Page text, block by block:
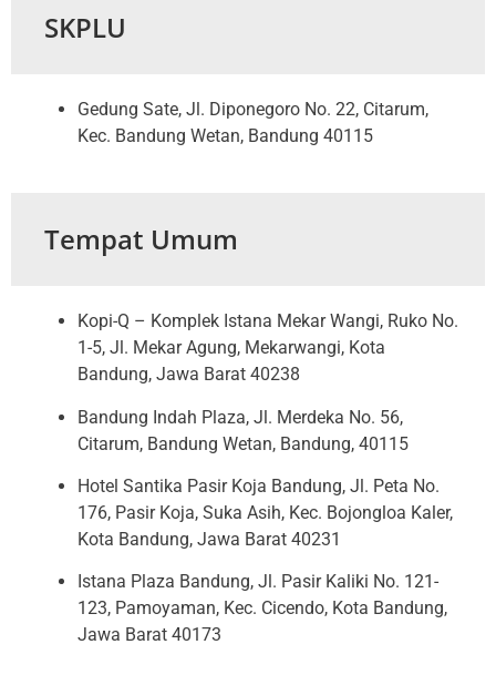
SKPLU
Gedung Sate, Jl. Diponegoro No. 22, Citarum,
Kec. Bandung Wetan, Bandung 40115
Tempat Umum
Kopi-Q – Komplek Istana Mekar Wangi, Ruko No.
1-5, Jl. Mekar Agung, Mekarwangi, Kota
Bandung, Jawa Barat 40238
Bandung Indah Plaza, Jl. Merdeka No. 56,
Citarum, Bandung Wetan, Bandung, 40115
Hotel Santika Pasir Koja Bandung, Jl. Peta No.
176, Pasir Koja, Suka Asih, Kec. Bojongloa Kaler,
Kota Bandung, Jawa Barat 40231
Istana Plaza Bandung, Jl. Pasir Kaliki No. 121-
123, Pamoyaman, Kec. Cicendo, Kota Bandung,
Jawa Barat 40173